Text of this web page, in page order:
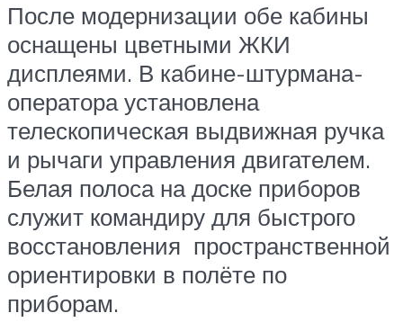
После модернизации обе кабины
оснащены цветными ЖКИ
дисплеями. В кабине-штурмана-
оператора установлена
телескопическая выдвижная ручка
и рычаги управления двигателем.
Белая полоса на доске приборов
служит командиру для быстрого
восстановления пространственной
ориентировки в полёте по
приборам.